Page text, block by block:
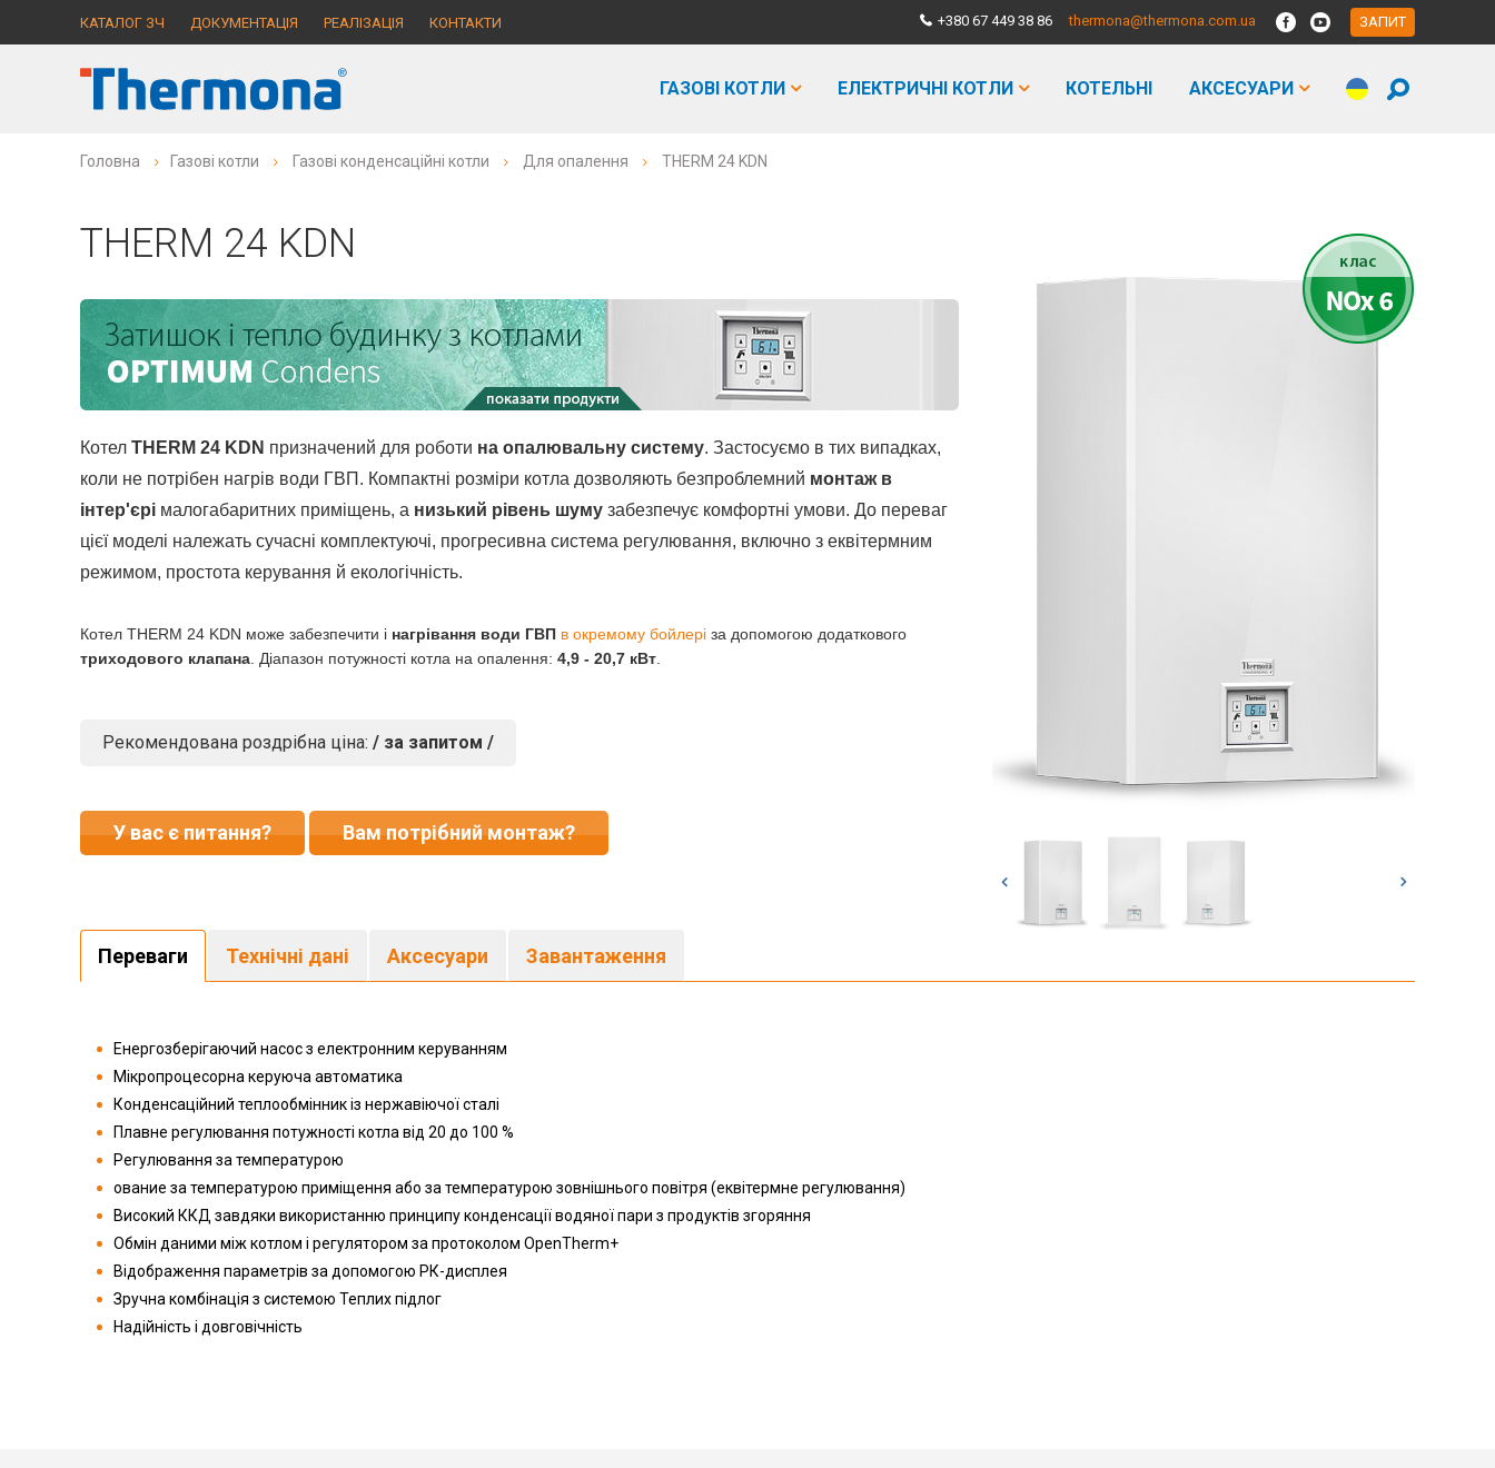
КАТАЛОГ ЗЧ ДОКУМЕНТАЦІЯ РЕАЛІЗАЦІЯ КОНТАКТИ +380 67 449 38 86 thermona@thermona.com.ua ЗАПИТ
ГАЗОВІ КОТЛИ ЕЛЕКТРИЧНІ КОТЛИ КОТЕЛЬНІ АКСЕСУАРИ
Головна Газові котли Газові конденсаційні котли Для опалення THERM 24 KDN
THERM 24 KDN
Котел THERM 24 KDN призначений для роботи на опалювальну систему. Застосуємо в тих випадках,
коли не потрібен нагрів води ГВП. Компактні розміри котла дозволяють безпроблемний монтаж в
інтер'єрі малогабаритних приміщень, а низький рівень шуму забезпечує комфортні умови. До переваг
цієї моделі належать сучасні комплектуючі, прогресивна система регулювання, включно з еквітермним
режимом, простота керування й екологічність.
Котел THERM 24 KDN може забезпечити і нагрівання води ГВП в окремому бойлері за допомогою додаткового
триходового клапана . Діапазон потужності котла на опалення: 4,9 - 20,7 кВт
Рекомендована роздрібна ціна: / за запитом /
У вас є питання? Вам потрібний монтаж?
Переваги Технічні дані Аксесуари Завантаження
Енергозберігаючий насос з електронним керуванням
Мікропроцесорна керуюча автоматика
Конденсаційний теплообмінник із нержавіючої сталі
Плавне регулювання потужності котла від 20 до 100 %
Регулювання за температурою
ование за температурою приміщення або за температурою зовнішнього повітря (еквітермне регулювання)
Високий ККД завдяки використанню принципу конденсації водяної пари з продуктів згоряння
Обмін даними між котлом і регулятором за протоколом OpenTherm+
Відображення параметрів за допомогою РК-дисплея
Зручна комбінація з системою Теплих підлог
Надійність і довговічність